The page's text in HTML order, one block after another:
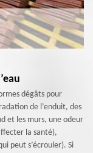
dégâts pour
de l’enduit, des
et les murs, une odeur
la santé),
peut s’écrouler). Si